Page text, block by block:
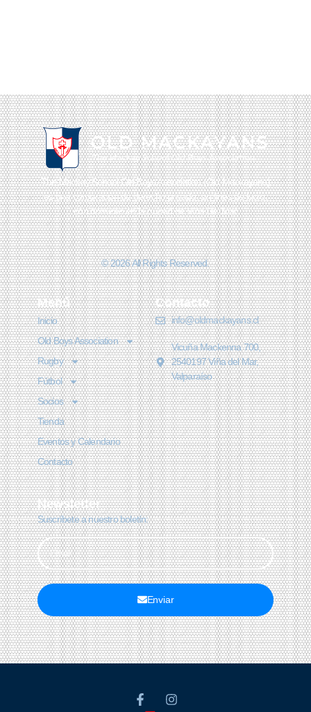
The Mackay School Old Boys Association (Old Mackayans)
es una corporación de derecho privado, sin fines de lucro,
con domicilio en la ciudad de Viña Del Mar
© 2026 All Rights Reserved.
Menú
Inicio
Old Boys Association
Rugby
Fútbol
Socios
Tienda
Eventos y Calendario
Contacto
Contacto
info@oldmackayans.cl
Vicuña Mackenna 700,
2540197 Viña del Mar,
Valparaíso
Newsletter
Suscríbete a nuestro boletín:
Enviar